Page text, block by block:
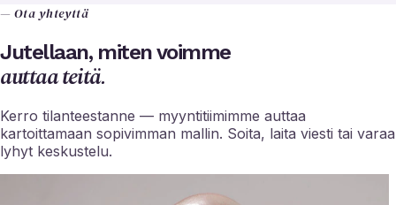
— Ota yhteyttä
Jutellaan, miten voimme
auttaa teitä.
Kerro tilanteestanne — myyntitiimimme auttaa
kartoittamaan sopivimman mallin. Soita, laita viesti tai varaa
lyhyt keskustelu.